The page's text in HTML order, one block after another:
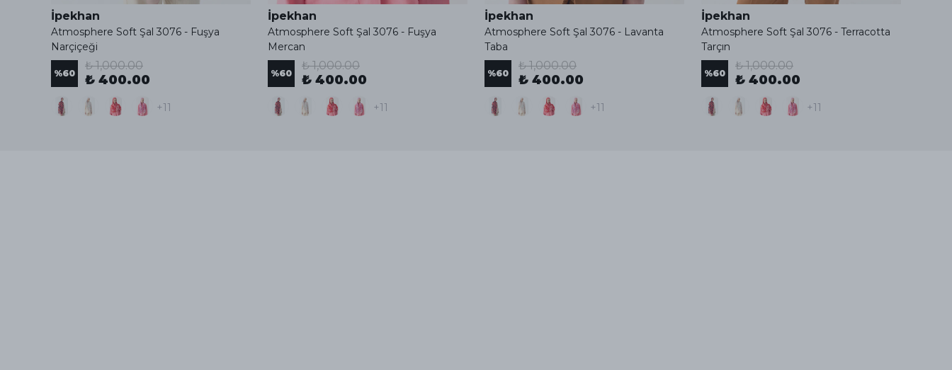
İpekhan
Atmosphere Soft Şal 3076 - Fuşya
Narçiçeği
%60
₺ 1,000.00
₺ 400.00
+11
İpekhan
Atmosphere Soft Şal 3076 - Fuşya
Mercan
%60
₺ 1,000.00
₺ 400.00
+11
İpekhan
Atmosphere Soft Şal 3076 - Lavanta
Taba
%60
₺ 1,000.00
₺ 400.00
+11
İpekhan
Atmosphere Soft Şal 3076 - Terracotta
Tarçın
%60
₺ 1,000.00
₺ 400.00
+11